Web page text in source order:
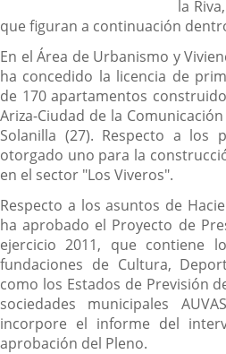
la
que figuran a continuación
En el Área de Urbanismo y
ha concedido la licencia de
de 170 apartamentos
Ariza-Ciudad de la
Solanilla (27). Respecto a los
otorgado uno para la
en el sector "Los Viveros".
Respecto a los asuntos de
ha aprobado el Proyecto de
ejercicio 2011, que contiene
fundaciones de Cultura,
como los Estados de Previsión
sociedades municipales
incorpore el informe del
aprobación del Pleno.